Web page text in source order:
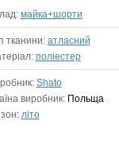
майка+шорти
тканини: атласний
поліестер
Shato
виробник: Польща
літо